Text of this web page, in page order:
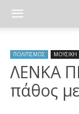
ΠΟΛΙΤΙΣΜΟΣ ΜΟΥΣΙΚΗ
ΛΕΝΚΑ
πάθος